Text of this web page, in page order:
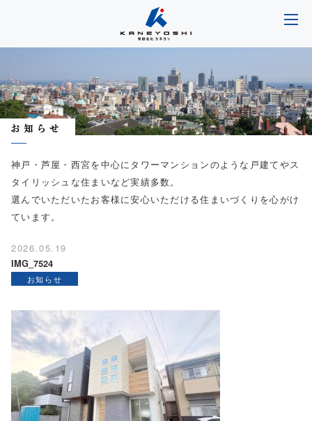
神戸・芦屋・西宮を中心にタワーマンションのような戸建てやス
タイリッシュな住まいなど実績多数。
選んでいただいたお客様に安心いただける住まいづくりを心がけ
ています。
2026.05.19
IMG_7524
お知らせ